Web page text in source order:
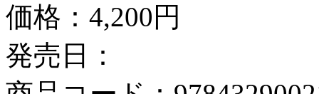
価格： 4,200円
発売日：